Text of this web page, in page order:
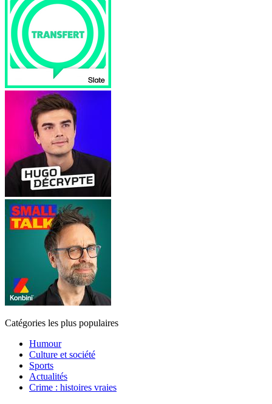
Catégories les plus populaires
Humour
Culture et société
Sports
Actualités
Crime : histoires vraies